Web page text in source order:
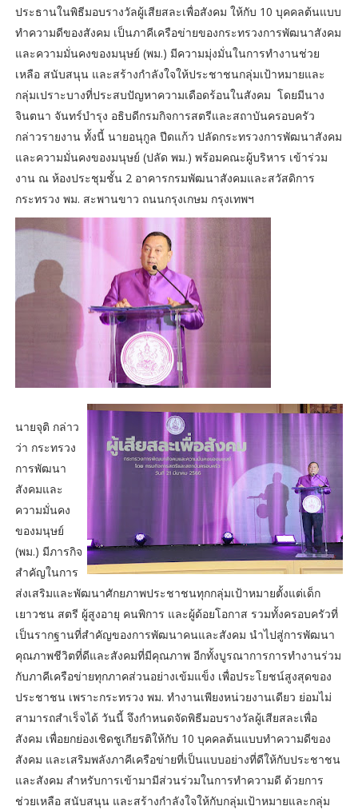
ประธานในพิธีมอบรางวัลผู้เสียสละเพื่อสังคม ให้กับ 10 บุคคลต้นแบบ
ทำความดีของสังคม เป็นภาคีเครือข่ายของกระทรวงการพัฒนาสังคม
และความมั่นคงของมนุษย์ (พม.) มีความมุ่งมั่นในการทำงานช่วย
เหลือ สนับสนุน และสร้างกำลังใจให้ประชาชนกลุ่มเป้าหมายและ
กลุ่มเปราะบางที่ประสบปัญหาความเดือดร้อนในสังคม โดยมีนาง
จินตนา จันทร์บำรุง อธิบดีกรมกิจการสตรีและสถาบันครอบครัว
กล่าวรายงาน ทั้งนี้ นายอนุกูล ปีดแก้ว ปลัดกระทรวงการพัฒนาสังคม
และความมั่นคงของมนุษย์ (ปลัด พม.) พร้อมคณะผู้บริหาร เข้าร่วม
งาน ณ ห้องประชุมชั้น 2 อาคารกรมพัฒนาสังคมและสวัสดิการ
กระทรวง พม. สะพานขาว ถนนกรุงเกษม กรุงเทพฯ
นายจุติ กล่าว
ว่า กระทรวง
การพัฒนา
สังคมและ
ความมั่นคง
ของมนุษย์
(พม.) มีภารกิจ
สำคัญในการ
ส่งเสริมและพัฒนาศักยภาพประชาชนทุกกลุ่มเป้าหมายตั้งแต่เด็ก
เยาวชน สตรี ผู้สูงอายุ คนพิการ และผู้ด้อยโอกาส รวมทั้งครอบครัวที่
เป็นรากฐานที่สำคัญของการพัฒนาคนและสังคม นำไปสู่การพัฒนา
คุณภาพชีวิตที่ดีและสังคมที่มีคุณภาพ อีกทั้งบูรณาการการทำงานร่วม
กับภาคีเครือข่ายทุกภาคส่วนอย่างเข้มแข็ง เพื่อประโยชน์สูงสุดของ
ประชาชน เพราะกระทรวง พม. ทำงานเพียงหน่วยงานเดียว ย่อมไม่
สามารถสำเร็จได้ วันนี้ จึงกำหนดจัดพิธีมอบรางวัลผู้เสียสละเพื่อ
สังคม เพื่อยกย่องเชิดชูเกียรติให้กับ 10 บุคคลต้นแบบทำความดีของ
สังคม และเสริมพลังภาคีเครือข่ายที่เป็นแบบอย่างที่ดีให้กับประชาชน
และสังคม สำหรับการเข้ามามีส่วนร่วมในการทำความดี ด้วยการ
ช่วยเหลือ สนับสนุน และสร้างกำลังใจให้กับกลุ่มเป้าหมายและกลุ่ม